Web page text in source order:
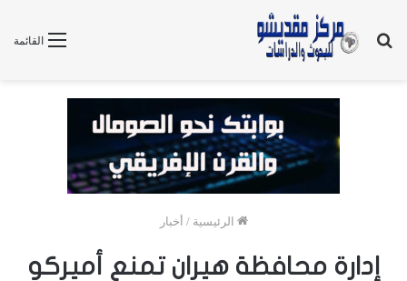
القائمة
بحث
الرئيسية / أخبار
إدارة محافظة هيران تمنع أميركو